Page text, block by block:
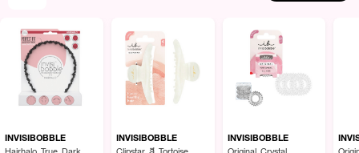
ผลลัพธ์ที่ได้:
ช่วยจัดแต่งทรงผมให้ดูสวยเป๊ะและอยู่ทรงยาวนานตลอดวัน ตัวกิ๊บถูกออกแบบมาให้
INVISIBOBBLE
Hairhalo True Dark
INVISIBOBBLE
Clipstar สี Tortoise
INVISIBOBBLE
Original Crystal